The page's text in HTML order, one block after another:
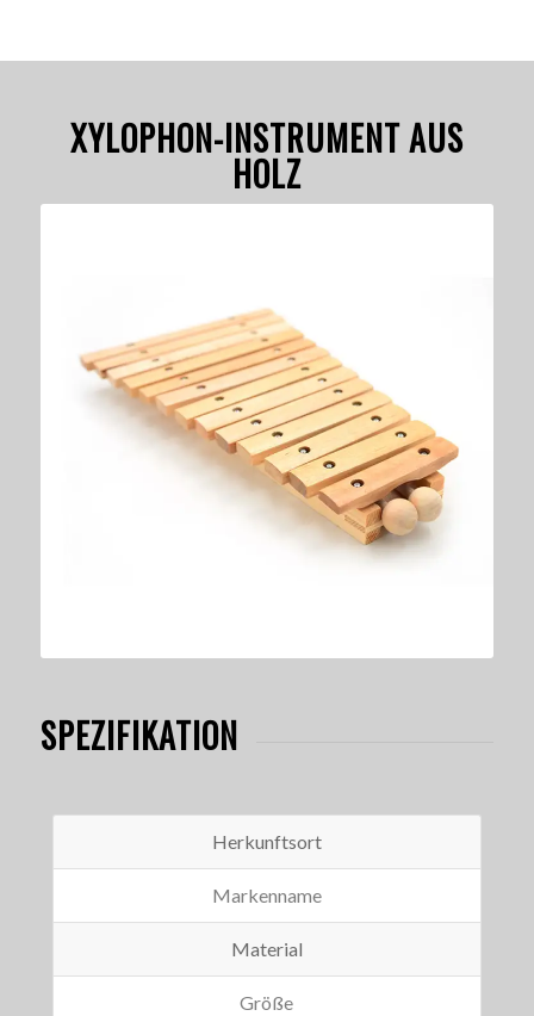
XYLOPHON-INSTRUMENT AUS
HOLZ
SPEZIFIKATION
Herkunftsort
Markenname
Material
Größe